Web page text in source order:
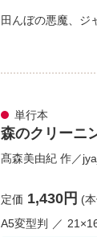
田んぼの悪魔、ジ
単行本
森のクリーニ
髙森美由紀 作／
定価 1,430円 (
A5変型判